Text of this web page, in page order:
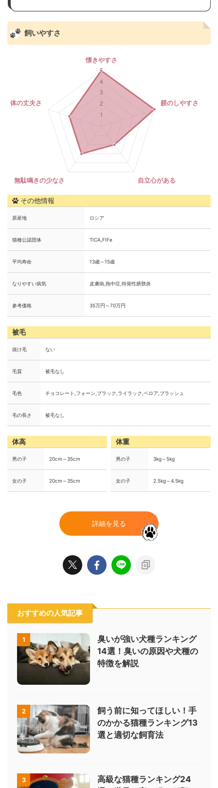
飼いやすさ
その他情報
原産地 ロシア
猫種公認団体 TICA,FIFe
平均寿命 13歳～15歳
なりやすい病気 皮膚病,熱中症,特発性膀胱炎
参考価格 35万円～70万円
被毛
抜け毛 ない
毛質 被毛なし
毛色 チョコレート,フォーン,ブラック,ライラック,ベロア,ブラッシュ
毛の長さ 被毛なし
体高
男の子 20cm～35cm
女の子 20cm～35cm
体重
男の子 3kg～5kg
女の子 2.5kg～4.5kg
詳細を見る
おすすめの人気記事
1
臭いが強い犬種ランキング
14選！臭いの原因や犬種の
特徴を解説
2
飼う前に知ってほしい！手
のかかる猫種ランキング13
選と適切な飼育法
3
高級な猫種ランキング24